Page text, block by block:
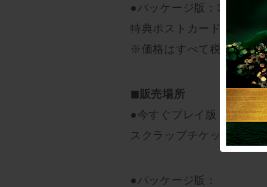
●パッケージ版：3,600円
特典ポストカード3種付き
※価格はすべて税込です。
◼︎販売場所
●今すぐプレイ版：
スクラップチケット（ス
●パッケージ版：